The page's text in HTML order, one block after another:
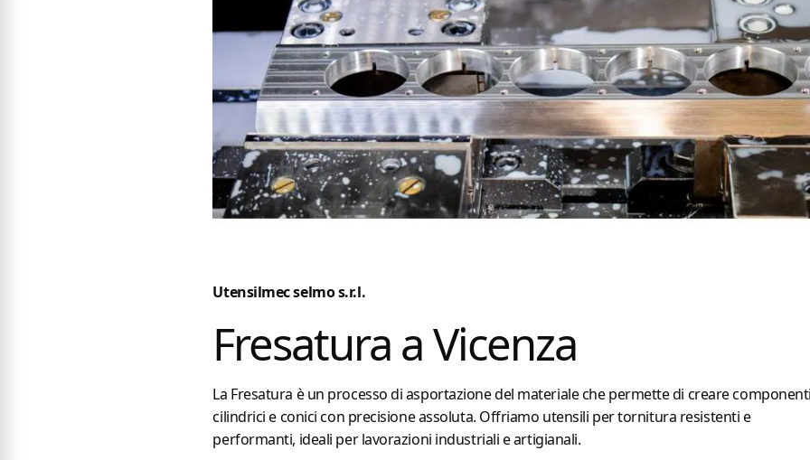
Utensilmec selmo s.r.l.
Fresatura a Vicenza
La Fresatura è un processo di asportazione del materiale che permette di creare
cilindrici e conici con precisione assoluta. Offriamo utensili per tornitura resistenti e
performanti, ideali per lavorazioni industriali e artigianali.